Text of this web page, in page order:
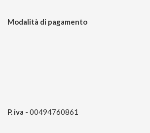
Modalità di pagamento
P. iva - 00494760861